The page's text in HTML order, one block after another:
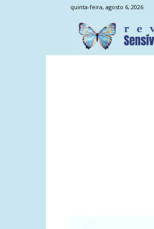
quinta-feira, agosto 6, 2026